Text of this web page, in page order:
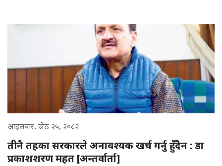
आइतबार, जेठ २५, २०८२
तीनै तहका सरकारले अनावश्यक खर्च गर्नु हुँदैन : डा
प्रकाशशरण महत [अन्तर्वार्ता]